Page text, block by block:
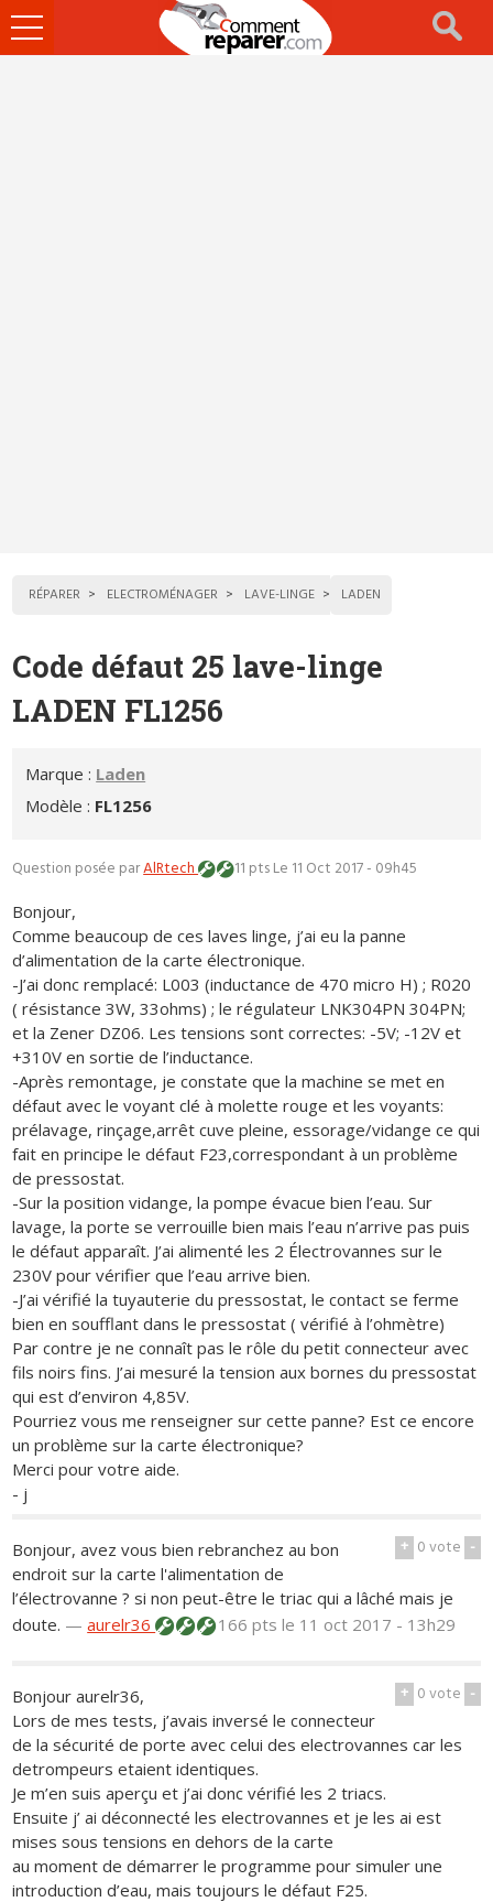
Ouvrir
le
RÉPARER ELECTROMÉNAGER LAVE-LINGE LADEN
Code défaut 25 lave-linge
LADEN FL1256
Marque : Laden
Modèle : FL1256
Question posée parAlRtech 11 ptsLe 11 Oct 2017 - 09h45
Bonjour,
Comme beaucoup de ces laves linge, j’ai eu la panne
d’alimentation de la carte électronique.
-J’ai donc remplacé: L003 (inductance de 470 micro H) ; R020
( résistance 3W, 33ohms) ; le régulateur LNK304PN 304PN;
et la Zener DZ06. Les tensions sont correctes: -5V; -12V et
+310V en sortie de l’inductance.
-Après remontage, je constate que la machine se met en
défaut avec le voyant clé à molette rouge et les voyants:
prélavage, rinçage,arrêt cuve pleine, essorage/vidange ce qui
fait en principe le défaut F23,correspondant à un problème
de pressostat.
-Sur la position vidange, la pompe évacue bien l’eau. Sur
lavage, la porte se verrouille bien mais l’eau n’arrive pas puis
le défaut apparaît. J’ai alimenté les 2 Électrovannes sur le
230V pour vérifier que l’eau arrive bien.
-J’ai vérifié la tuyauterie du pressostat, le contact se ferme
bien en soufflant dans le pressostat ( vérifié à l’ohmètre)
Par contre je ne connaît pas le rôle du petit connecteur avec
fils noirs fins. J’ai mesuré la tension aux bornes du pressostat
qui est d’environ 4,85V.
Pourriez vous me renseigner sur cette panne? Est ce encore
un problème sur la carte électronique?
Merci pour votre aide.
- j
+ 0vote -
Bonjour, avez vous bien rebranchez au bon
endroit sur la carte l'alimentation de
l’électrovanne ? si non peut-être le triac qui a lâché mais je
doute. —aurelr36 166 ptsle 11 oct 2017 - 13h29
+ 0vote -
Bonjour aurelr36,
Lors de mes tests, j’avais inversé le connecteur
de la sécurité de porte avec celui des electrovannes car les
detrompeurs etaient identiques.
Je m’en suis aperçu et j’ai donc vérifié les 2 triacs.
Ensuite j’ ai déconnecté les electrovannes et je les ai est
mises sous tensions en dehors de la carte
au moment de démarrer le programme pour simuler une
introduction d’eau, mais toujours le défaut F25.